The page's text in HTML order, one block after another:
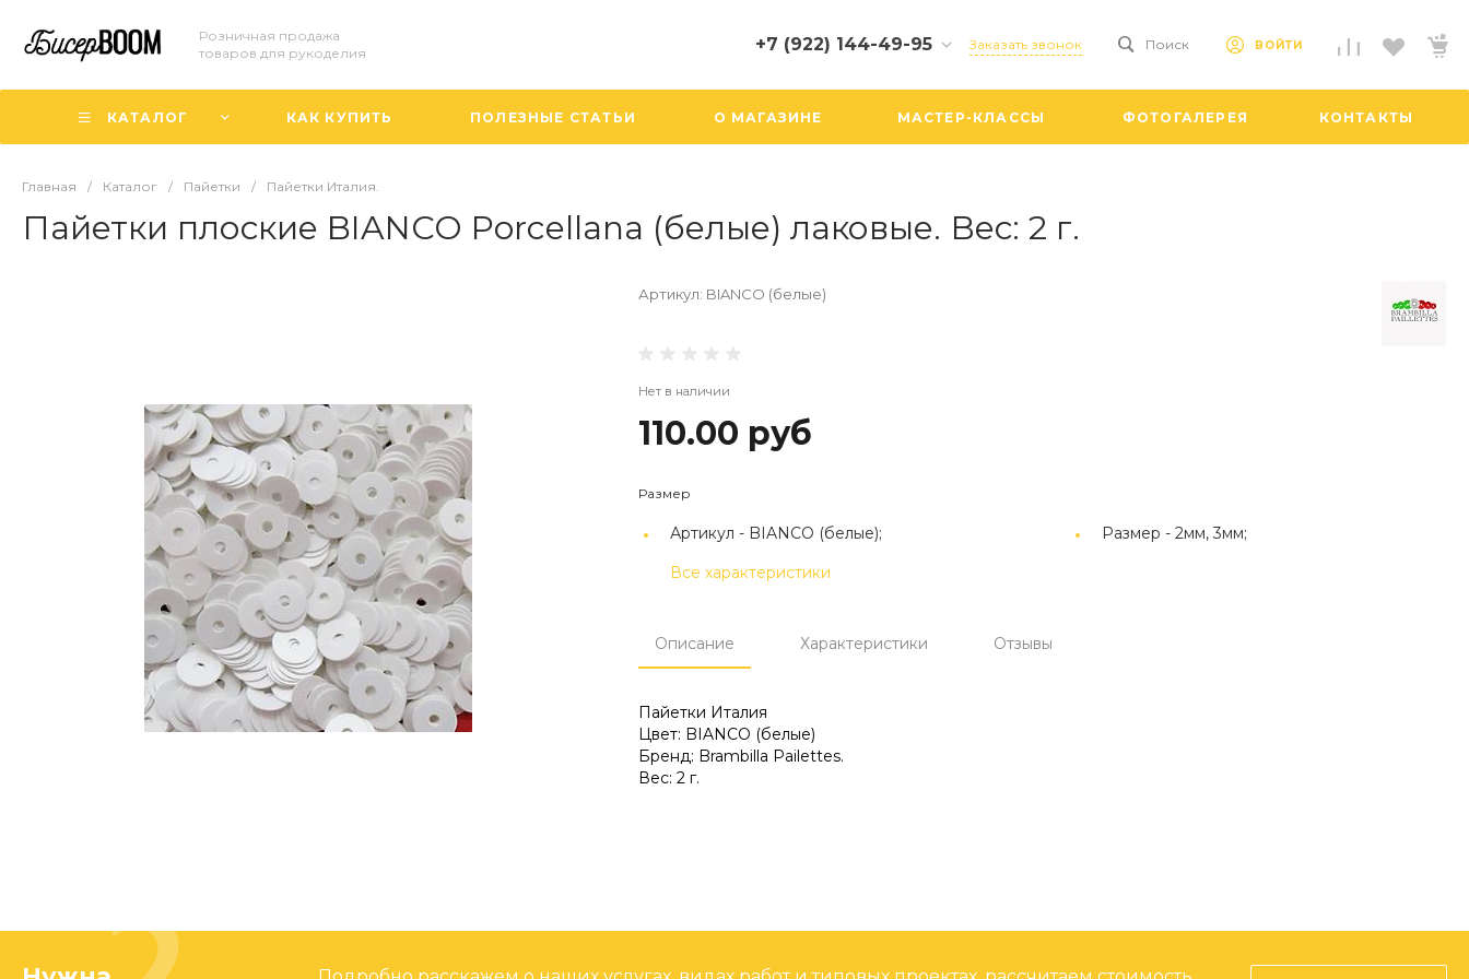
Розничная продажа
товаров для рукоделия
+7 (922) 144-49-95
+7 (922) 144-49-95
г. Екатеринбург,
info@biserboom.ru
Заказать звонок Поиск ВОЙТИ
КАТАЛОГ КАК КУПИТЬ ПОЛЕЗНЫЕ СТАТЬИ О МАГАЗИНЕ МАСТЕР-КЛАССЫ ФОТОГАЛЕРЕЯ КОНТАКТЫ
Главная / Каталог / Пайетки / Пайетки Италия.
Пайетки плоские BIANCO Porcellana (белые) лаковые. Вес: 2 г.
Артикул: BIANCO (белые)
Нет в наличии
110.00 руб
Размер
Артикул - BIANCO (белые); Размер -2мм, 3мм;
Все характеристики
Описание Характеристики Отзывы
Пайетки Италия
Цвет: BIANCO (белые)
Бренд: Brambilla Pailettes.
Вес: 2 г.